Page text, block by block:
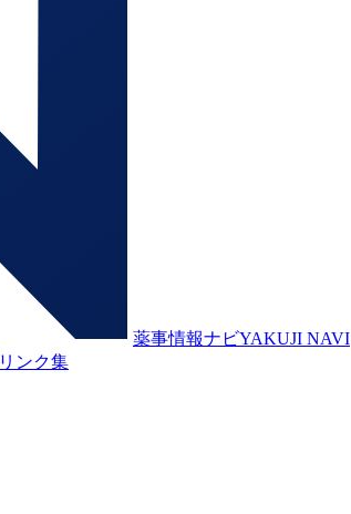
薬事情報ナビYAKUJI NAVI
リンク集